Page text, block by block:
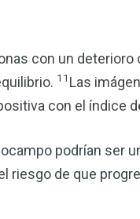
con un deterioro
11 Las
con el índice
podrían ser
riesgo de que